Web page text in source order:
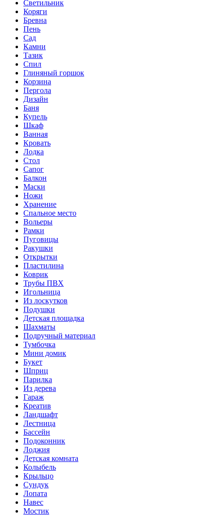
Светильник
Коряги
Бревна
Пень
Сад
Камни
Тазик
Спил
Глиняный горшок
Корзина
Пергола
Дизайн
Баня
Купель
Шкаф
Ванная
Кровать
Лодка
Стол
Сапог
Балкон
Маски
Ножи
Хранение
Спальное место
Вольеры
Рамки
Пуговицы
Ракушки
Открытки
Пластилина
Коврик
Трубы ПВХ
Игольница
Из лоскутков
Подушки
Детская площадка
Шахматы
Подручный материал
Тумбочка
Мини домик
Букет
Шприц
Парилка
Из дерева
Гараж
Креатив
Ландшафт
Лестница
Бассейн
Подоконник
Лоджия
Детская комната
Колыбель
Крыльцо
Сундук
Лопата
Навес
Мостик